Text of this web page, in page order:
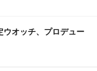
ウオッチ、プロデュー